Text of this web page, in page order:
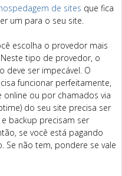
de sites que fica
um para o seu site.
escolha o provedor mais
tipo de provedor, o
deve ser impecável. O
funcionar perfeitamente,
ou por chamados via
do seu site precisa ser
e backup precisam ser
se você está pagando
Se não tem, pondere se vale